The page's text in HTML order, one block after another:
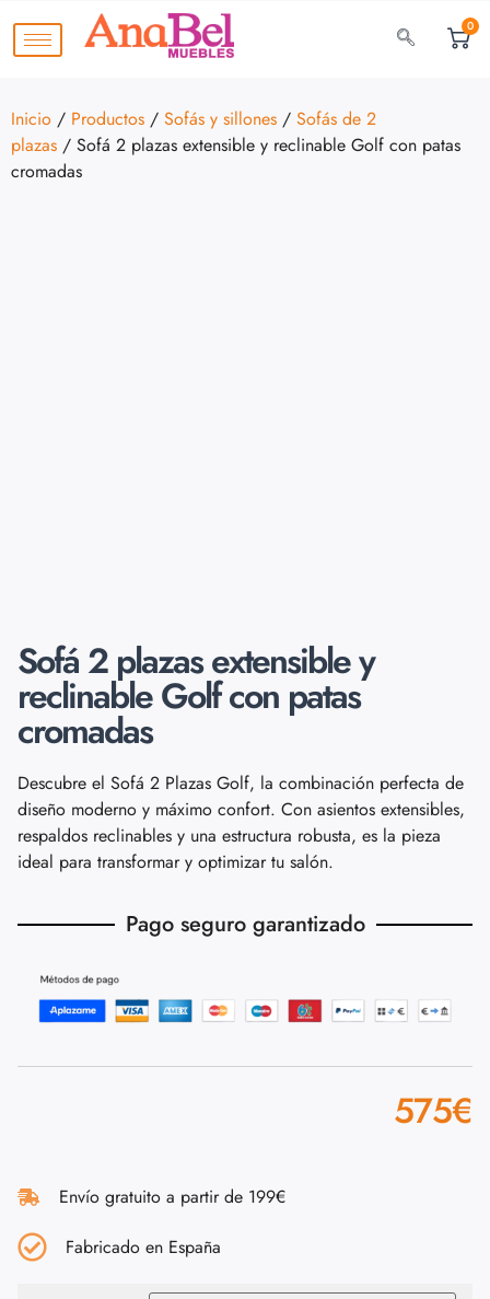
0
Inicio / Productos / Sofás y sillones / Sofás de 2
plazas / Sofá 2 plazas extensible y reclinable Golf con patas
cromadas
Sofá 2 plazas extensible y
reclinable Golf con patas
cromadas
Descubre el Sofá 2 Plazas Golf, la combinación perfecta de
diseño moderno y máximo confort. Con asientos extensibles,
respaldos reclinables y una estructura robusta, es la pieza
ideal para transformar y optimizar tu salón.
Pago seguro garantizado
575€
Envío gratuito a partir de 199€
Fabricado en España